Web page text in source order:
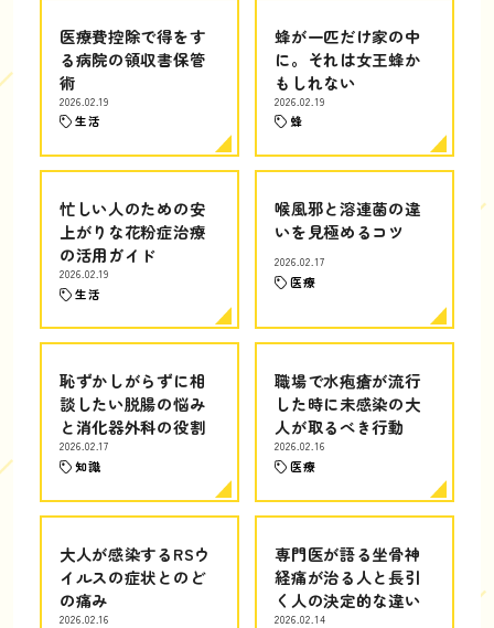
医療費控除で得をす
る病院の領収書保管
術
2026.02.19
生活
蜂が一匹だけ家の中
に。それは女王蜂か
もしれない
2026.02.19
蜂
忙しい人のための安
上がりな花粉症治療
の活用ガイド
2026.02.19
生活
喉風邪と溶連菌の違
いを見極めるコツ
2026.02.17
医療
恥ずかしがらずに相
談したい脱腸の悩み
と消化器外科の役割
2026.02.17
知識
職場で水疱瘡が流行
した時に未感染の大
人が取るべき行動
2026.02.16
医療
大人が感染するRSウ
イルスの症状とのど
の痛み
2026.02.16
専門医が語る坐骨神
経痛が治る人と長引
く人の決定的な違い
2026.02.14